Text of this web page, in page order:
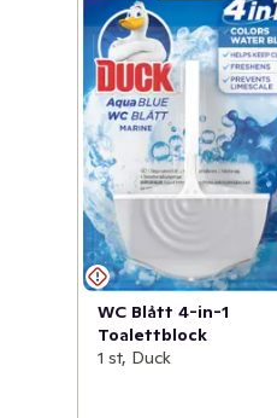
WC Blått 4-in-1
Toalettblock
1 st, Duck